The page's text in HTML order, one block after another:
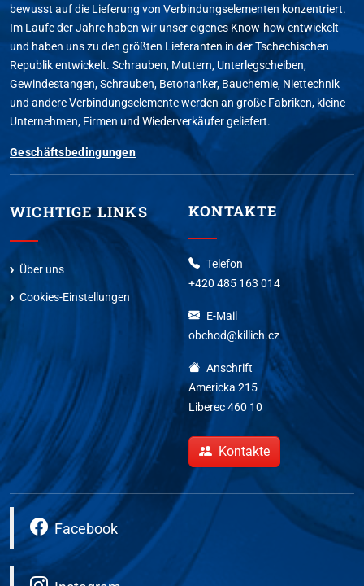
bewusst auf die Lieferung von Verbindungselementen konzentriert.
Im Laufe der Jahre haben wir unser eigenes Know-how entwickelt
und haben uns zu den größten Lieferanten in der Tschechischen
Republik entwickelt. Schrauben, Muttern, Unterlegscheiben,
Gewindestangen, Schrauben, Betonanker, Bauchemie, Niettechnik
und andere Verbindungselemente werden an große Fabriken, kleine
Unternehmen, Firmen und Wiederverkäufer geliefert.
Geschäftsbedingungen
WICHTIGE LINKS
Über uns
Cookies-Einstellungen
KONTAKTE
Telefon
+420 485 163 014
E-Mail
obchod@killich.cz
Anschrift
Americka 215
Liberec 460 10
Kontakte
Facebook